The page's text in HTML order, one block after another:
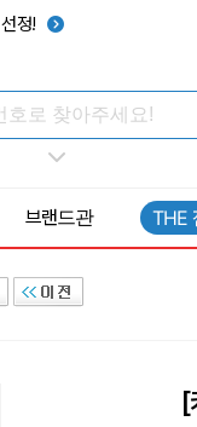
선정!
브랜드관 THE
[